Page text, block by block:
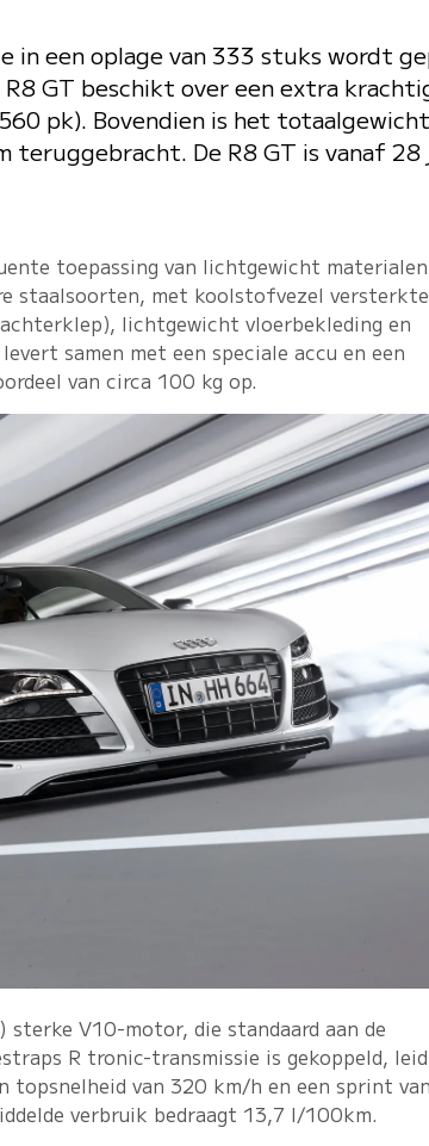
in een oplage van 333 stuks wordt
GT beschikt over een extra
pk). Bovendien is het
teruggebracht. De R8 GT is vanaf
toepassing van lichtgewicht
staalsoorten, met koolstofvezel versterkte
lichtgewicht vloerbekleding en
samen met een speciale accu en een
van circa 100 kg op.
V10-motor, die standaard aan de
R tronic-transmissie is gekoppeld,
van 320 km/h en een sprint van
verbruik bedraagt 13,7 l/100km.